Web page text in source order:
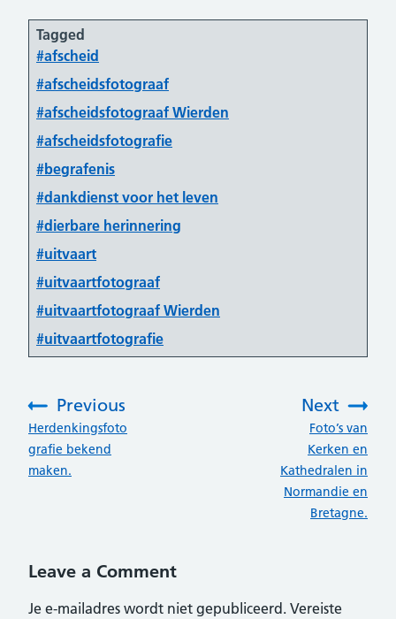
Tagged
#afscheid
#afscheidsfotograaf
#afscheidsfotograaf Wierden
#afscheidsfotografie
#begrafenis
#dankdienst voor het leven
#dierbare herinnering
#uitvaart
#uitvaartfotograaf
#uitvaartfotograaf Wierden
#uitvaartfotografie
Previous
:Herdenkingsfoto
grafie bekend
maken.
Next
Foto’s van
Kerken en
Kathedralen in
Normandie en
Bretagne.
Leave a Comment
Je e-mailadres wordt niet gepubliceerd. Vereiste